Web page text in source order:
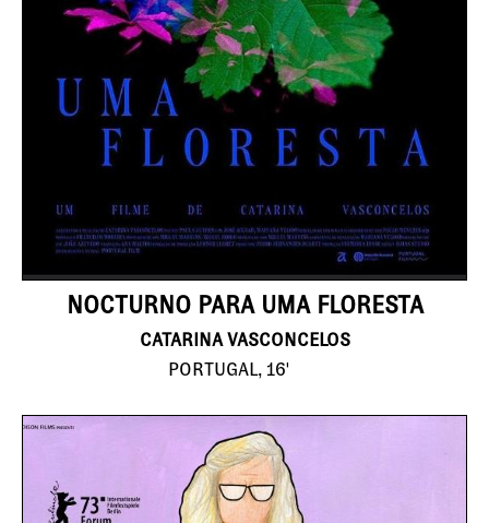
NOCTURNO PARA UMA FLORESTA
CATARINA VASCONCELOS
PORTUGAL, 16'